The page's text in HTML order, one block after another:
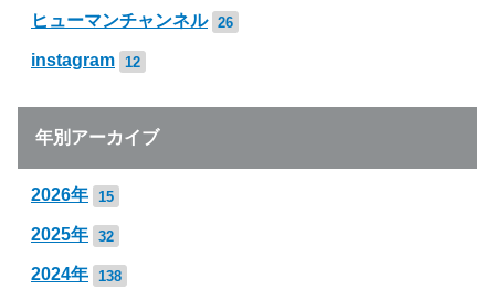
ヒューマンチャンネル 26
instagram 12
年別アーカイブ
2026年 15
2025年 32
2024年 138